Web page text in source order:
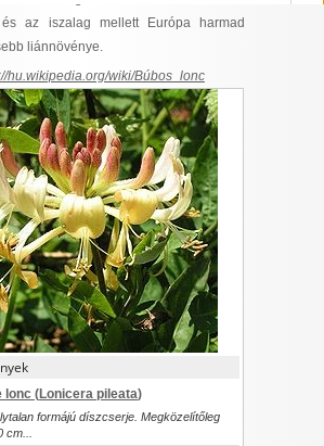
Google to enable storage
including authentication
fraud prevention, and other
Data Access Privacy Policy
az iszalag mellett Európa harmadik
liánnövénye.
hu.wikipedia.org/wiki/Búbos_lonc
lonc (Lonicera pileata)
formájú díszcserje. Megközelítőleg
cm...